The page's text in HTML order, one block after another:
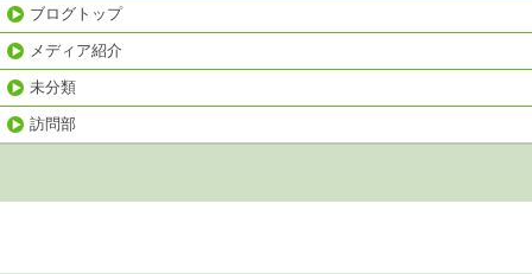
ブログトップ
メディア紹介
未分類
訪問部